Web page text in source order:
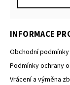
INFORMACE
Obchodní podmínky
Podmínky ochrany
Vrácení a výměna